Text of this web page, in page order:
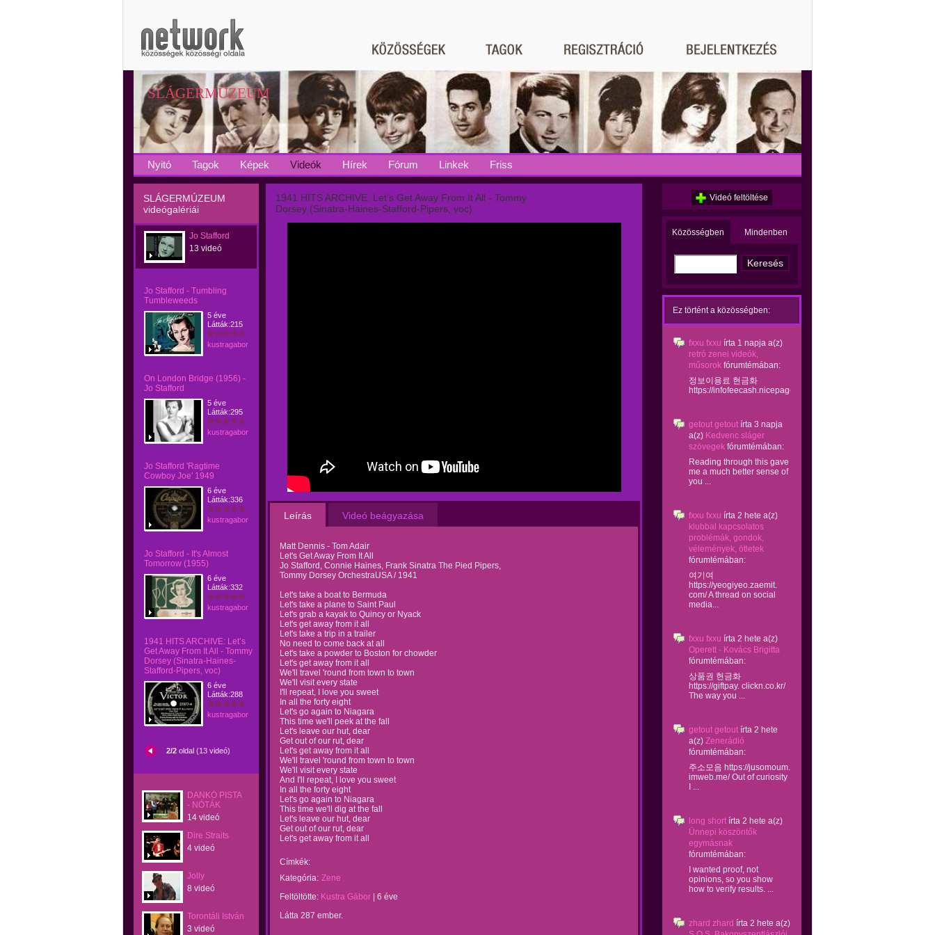
SLÁGERMÚZEUM
Nyitó Tagok Képek Videók Hírek Fórum Linkek Friss
SLÁGERMÚZEUM
videógalériái
Jo Stafford
13 videó
Jo Stafford - Tumbling
Tumbleweeds
5 éve
Látták:215
kustragabor
On London Bridge (1956) -
Jo Stafford
5 éve
Látták:295
kustragabor
Jo Stafford 'Ragtime
Cowboy Joe' 1949
6 éve
Látták:336
kustragabor
Jo Stafford - It's Almost
Tomorrow (1955)
6 éve
Látták:332
kustragabor
1941 HITS ARCHIVE: Let’s
Get Away From It All - Tommy
Dorsey (Sinatra-Haines-
Stafford-Pipers, voc)
6 éve
Látták:288
kustragabor
2/2 oldal (13 videó)
DANKÓ PISTA
- NÓTÁK
14 videó
Dire Straits
4 videó
Jolly
8 videó
Torontáli István
3 videó
1941 HITS ARCHIVE: Let’s Get Away From It All - Tommy
Dorsey (Sinatra-Haines-Stafford-Pipers, voc)
Leírás Videó beágyazása
Matt Dennis - Tom Adair
Let's Get Away From It All
Jo Stafford, Connie Haines, Frank Sinatra The Pied Pipers,
Tommy Dorsey OrchestraUSA / 1941
Let's take a boat to Bermuda
Let's take a plane to Saint Paul
Let's grab a kayak to Quincy or Nyack
Let's get away from it all
Let's take a trip in a trailer
No need to come back at all
Let's take a powder to Boston for chowder
Let's get away from it all
We'll travel 'round from town to town
We'll visit every state
I'll repeat, I love you sweet
In all the forty eight
Let's go again to Niagara
This time we'll peek at the fall
Let's leave our hut, dear
Get out of our rut, dear
Let's get away from it all
We'll travel 'round from town to town
We'll visit every state
And I'll repeat, I love you sweet
In all the forty eight
Let's go again to Niagara
This time we'll dig at the fall
Let's leave our hut, dear
Get out of our rut, dear
Let's get away from it all
Címkék:
Kategória: Zene
Feltöltötte: Kustra Gábor
6 éve
Látta 287 ember.
Videó feltöltése
Közösségben Mindenben
Ez történt a közösségben:
fxxu fxxu írta 1 napja a(z)
retró zenei videók,
műsorok fórumtémában:
정보이용료 현금화
https://infofeecash.nicepage...
getout getout írta 3 napja
a(z) Kedvenc sláger
szövegek fórumtémában:
Reading through this gave
me a much better sense of
you ...
fxxu fxxu írta 2 hete a(z)
klubbal kapcsolatos
problémák, gondok,
vélemények, ötletek
fórumtémában:
여기여
https://yeogiyeo.zaemit.
com/ A thread on social
media...
fxxu fxxu írta 2 hete a(z)
Operett - Kovács Brigitta
fórumtémában:
상품권 현금화
https://giftpay. clickn.co.kr/
The way you ...
getout getout írta 2 hete
a(z) Zenerádió
fórumtémában:
주소모음 https://jusomoum.
imweb.me/ Out of curiosity
I ...
long short írta 2 hete a(z)
Ünnepi köszöntők
egymásnak
fórumtémában:
I wanted proof, not
opinions, so you show
how to verify results. ...
zhard zhard írta 2 hete a(z)